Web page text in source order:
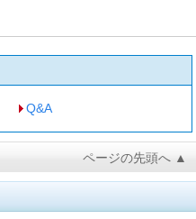
Q&A
ページの先頭へ ▲